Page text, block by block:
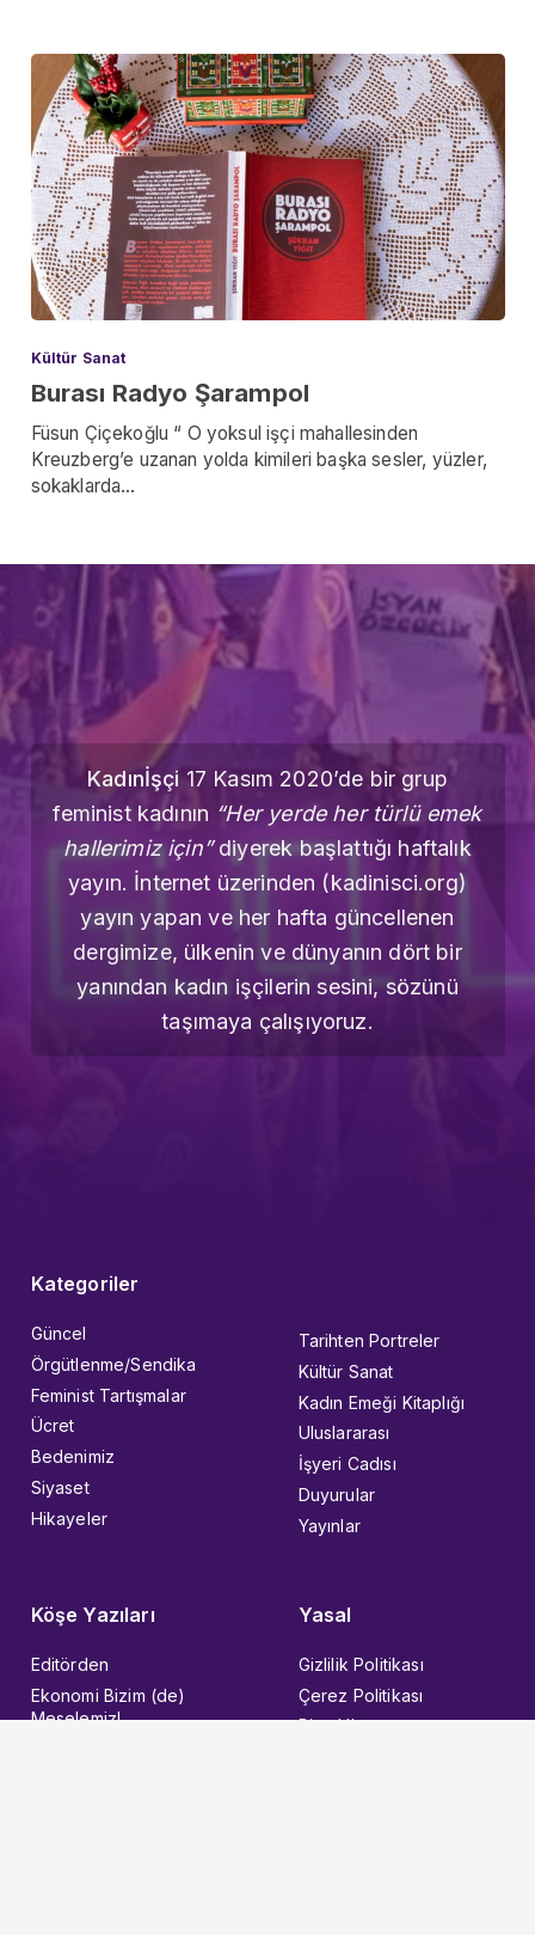
Kültür Sanat
Burası Radyo Şarampol
Füsun Çiçekoğlu “ O yoksul işçi mahallesinden
Kreuzberg’e uzanan yolda kimileri başka sesler, yüzler,
sokaklarda…
Kadınİşçi 17 Kasım 2020’de bir grup
feminist kadının “Her yerde her türlü emek
hallerimiz için”diyerek başlattığı haftalık
yayın. İnternet üzerinden (kadinisci.org)
yayın yapan ve her hafta güncellenen
dergimize, ülkenin ve dünyanın dört bir
yanından kadın işçilerin sesini, sözünü
taşımaya çalışıyoruz.
Kategoriler
Güncel
Örgütlenme/Sendika
Feminist Tartışmalar
Ücret
Bedenimiz
Siyaset
Hikayeler
Tarihten Portreler
Kültür Sanat
Kadın Emeği Kitaplığı
Uluslararası
İşyeri Cadısı
Duyurular
Yayınlar
Köşe Yazıları
Editörden
Ekonomi Bizim (de)
Meselemiz!
Yasal
Gizlilik Politikası
Çerez Politikası
Bize Ulaşın